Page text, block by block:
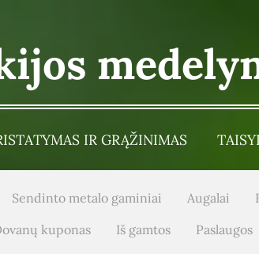
IR GRĄŽINIMAS
Sendinto metalo gaminiai Augalai
kuponas
Iš gamtos Paslaugos